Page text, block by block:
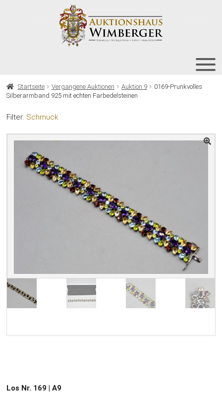
HOME
ÜBER UNS
Startseite Vergangene Auktionen Auktion 9
0169-Prunkvolles
Silberarmband 925 mit echten Farbedelsteinen
Filter: Schmuck
Los Nr. 169 | A9